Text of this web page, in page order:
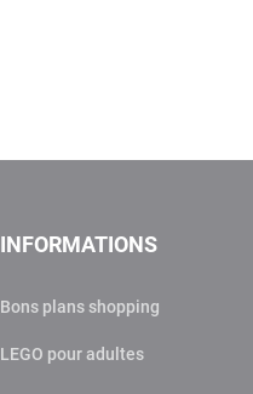
INFORMATIONS
Bons plans shopping
LEGO pour adultes